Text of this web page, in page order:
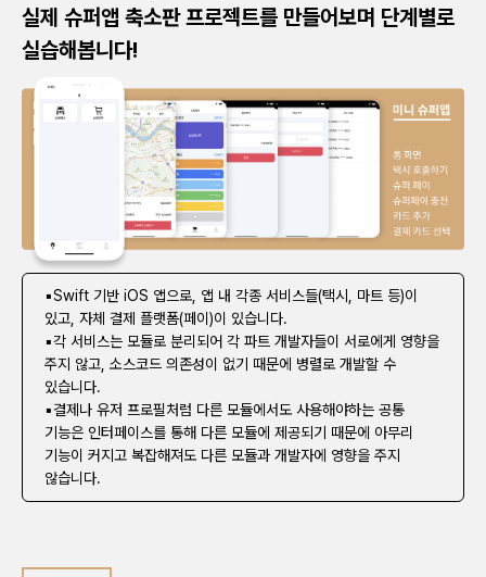
실제 슈퍼앱 축소판 프로젝트를 만들어보며 단계별로
실습해봅니다!
▪Swift 기반 iOS 앱으로, 앱 내 각종 서비스들(택시, 마트 등)이
있고, 자체 결제 플랫폼(페이)이 있습니다.
▪각 서비스는 모듈로 분리되어 각 파트 개발자들이 서로에게 영향을
주지 않고, 소스코드 의존성이 없기 때문에 병렬로 개발할 수
있습니다.
▪결제나 유저 프로필처럼 다른 모듈에서도 사용해야하는 공통
기능은 인터페이스를 통해 다른 모듈에 제공되기 때문에 아무리
기능이 커지고 복잡해져도 다른 모듈과 개발자에 영향을 주지
않습니다.